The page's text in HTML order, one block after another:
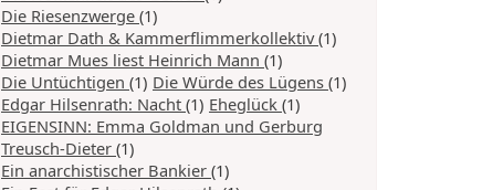
Die Riesenzwerge (1)
Dietmar Dath & Kammerflimmerkollektiv(1)
Dietmar Mues liest Heinrich Mann (1)
Die Untüchtigen (1) Die Würde des Lügens (1)
Edgar Hilsenrath: Nacht (1) Eheglück (1)
EIGENSINN: Emma Goldman und Gerburg
Treusch-Dieter (1)
Ein anarchistischer Bankier (1)